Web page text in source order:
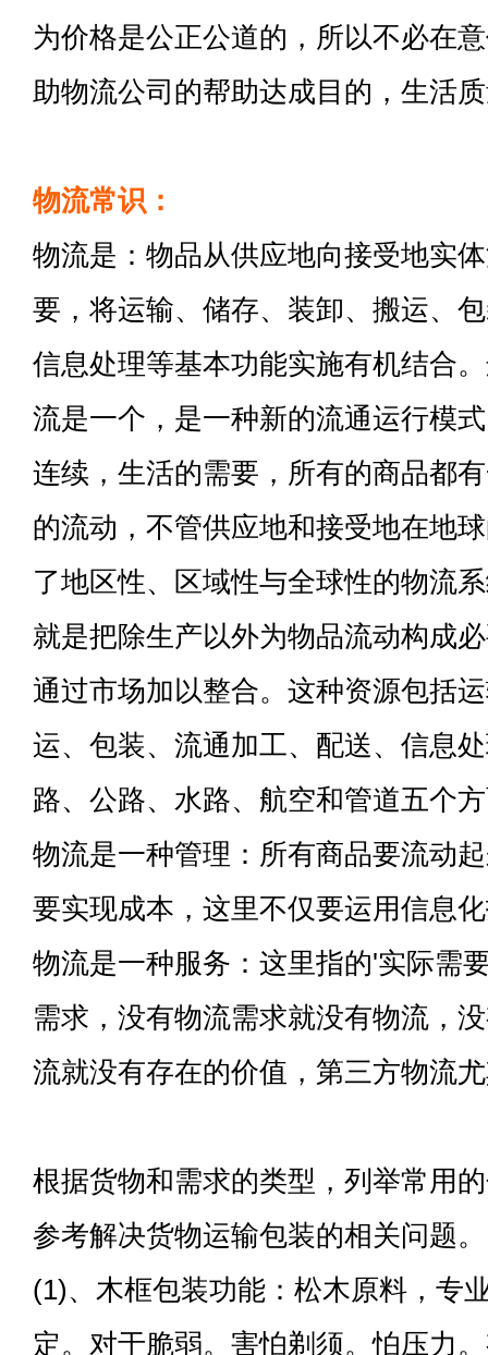
为价格是公正公道的，所以不必在
助物流公司的帮助达成目的，生活
物流常识：
物流是：物品从供应地向接受地实
要，将运输、储存、装卸、搬运、
信息处理等基本功能实施有机结合
流是一个，是一种新的流通运行模
连续，生活的需要，所有的商品都
的流动，不管供应地和接受地在地
了地区性、区域性与全球性的物流
就是把除生产以外为物品流动构成
通过市场加以整合。这种资源包括
运、包装、流通加工、配送、信息
路、公路、水路、航空和管道五个
物流是一种管理：所有商品要流动
要实现成本，这里不仅要运用信息
物流是一种服务：这里指的'实际需
需求，没有物流需求就没有物流，
流就没有存在的价值，第三方物流
根据货物和需求的类型，列举常用
参考解决货物运输包装的相关问题。
(1)、木框包装功能：松木原料，专
定。对于脆弱。害怕剃须。怕压力